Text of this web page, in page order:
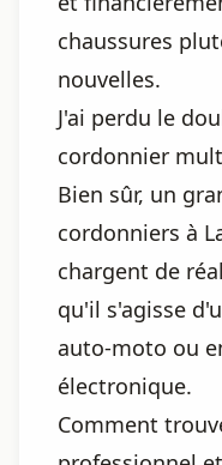
chaussures
nouvelles.
J'ai perdu le
cordonnier
Bien sûr, un
cordonniers à
chargent de
qu'il s'agisse
auto-moto ou
électronique.
Comment